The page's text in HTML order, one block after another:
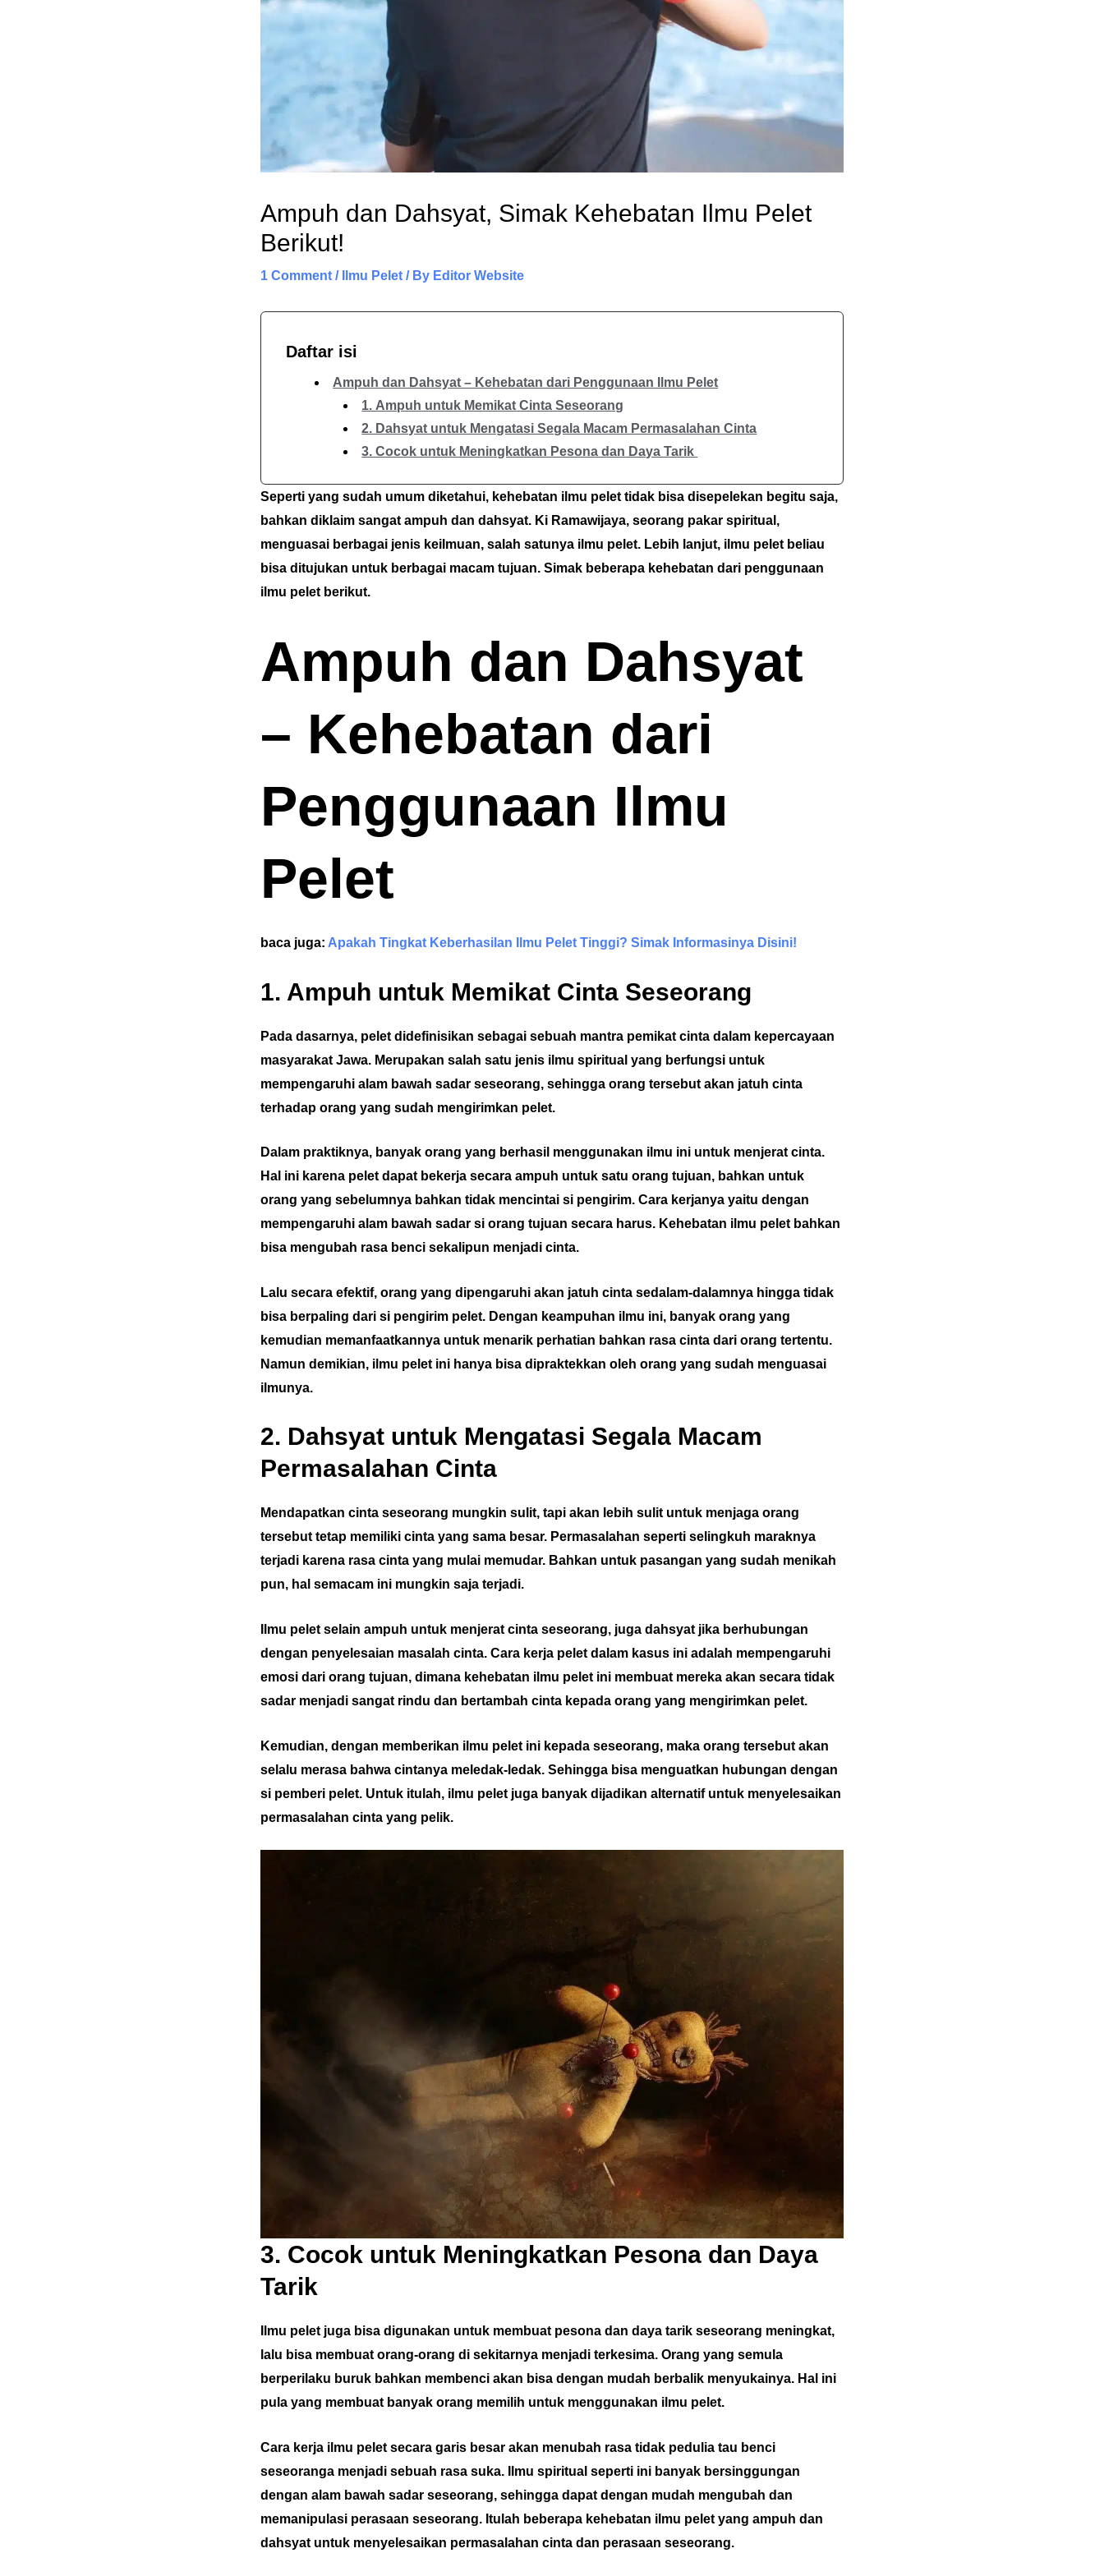
Ampuh dan Dahsyat, Simak Kehebatan Ilmu Pelet
Berikut!
1 Comment / Ilmu Pelet / By Editor Website
Daftar isi
Ampuh dan Dahsyat – Kehebatan dari Penggunaan Ilmu Pelet
1. Ampuh untuk Memikat Cinta Seseorang
2. Dahsyat untuk Mengatasi Segala Macam Permasalahan Cinta
3. Cocok untuk Meningkatkan Pesona dan Daya Tarik
Seperti yang sudah umum diketahui, kehebatan ilmu pelet tidak bisa disepelekan begitu saja,
bahkan diklaim sangat ampuh dan dahsyat. Ki Ramawijaya, seorang pakar spiritual,
menguasai berbagai jenis keilmuan, salah satunya ilmu pelet. Lebih lanjut, ilmu pelet beliau
bisa ditujukan untuk berbagai macam tujuan. Simak beberapa kehebatan dari penggunaan
ilmu pelet berikut.
Ampuh dan Dahsyat
– Kehebatan dari
Penggunaan Ilmu
Pelet
baca juga: Apakah Tingkat Keberhasilan Ilmu Pelet Tinggi? Simak Informasinya Disini!
1. Ampuh untuk Memikat Cinta Seseorang
Pada dasarnya, pelet didefinisikan sebagai sebuah mantra pemikat cinta dalam kepercayaan
masyarakat Jawa. Merupakan salah satu jenis ilmu spiritual yang berfungsi untuk
mempengaruhi alam bawah sadar seseorang, sehingga orang tersebut akan jatuh cinta
terhadap orang yang sudah mengirimkan pelet.
Dalam praktiknya, banyak orang yang berhasil menggunakan ilmu ini untuk menjerat cinta.
Hal ini karena pelet dapat bekerja secara ampuh untuk satu orang tujuan, bahkan untuk
orang yang sebelumnya bahkan tidak mencintai si pengirim. Cara kerjanya yaitu dengan
mempengaruhi alam bawah sadar si orang tujuan secara harus. Kehebatan ilmu pelet bahkan
bisa mengubah rasa benci sekalipun menjadi cinta.
Lalu secara efektif, orang yang dipengaruhi akan jatuh cinta sedalam-dalamnya hingga tidak
bisa berpaling dari si pengirim pelet. Dengan keampuhan ilmu ini, banyak orang yang
kemudian memanfaatkannya untuk menarik perhatian bahkan rasa cinta dari orang tertentu.
Namun demikian, ilmu pelet ini hanya bisa dipraktekkan oleh orang yang sudah menguasai
ilmunya.
2. Dahsyat untuk Mengatasi Segala Macam
Permasalahan Cinta
Mendapatkan cinta seseorang mungkin sulit, tapi akan lebih sulit untuk menjaga orang
tersebut tetap memiliki cinta yang sama besar. Permasalahan seperti selingkuh maraknya
terjadi karena rasa cinta yang mulai memudar. Bahkan untuk pasangan yang sudah menikah
pun, hal semacam ini mungkin saja terjadi.
Ilmu pelet selain ampuh untuk menjerat cinta seseorang, juga dahsyat jika berhubungan
dengan penyelesaian masalah cinta. Cara kerja pelet dalam kasus ini adalah mempengaruhi
emosi dari orang tujuan, dimana kehebatan ilmu pelet ini membuat mereka akan secara tidak
sadar menjadi sangat rindu dan bertambah cinta kepada orang yang mengirimkan pelet.
Kemudian, dengan memberikan ilmu pelet ini kepada seseorang, maka orang tersebut akan
selalu merasa bahwa cintanya meledak-ledak. Sehingga bisa menguatkan hubungan dengan
si pemberi pelet. Untuk itulah, ilmu pelet juga banyak dijadikan alternatif untuk menyelesaikan
permasalahan cinta yang pelik.
3. Cocok untuk Meningkatkan Pesona dan Daya
Tarik
Ilmu pelet juga bisa digunakan untuk membuat pesona dan daya tarik seseorang meningkat,
lalu bisa membuat orang-orang di sekitarnya menjadi terkesima. Orang yang semula
berperilaku buruk bahkan membenci akan bisa dengan mudah berbalik menyukainya. Hal ini
pula yang membuat banyak orang memilih untuk menggunakan ilmu pelet.
Cara kerja ilmu pelet secara garis besar akan menubah rasa tidak pedulia tau benci
seseoranga menjadi sebuah rasa suka. Ilmu spiritual seperti ini banyak bersinggungan
dengan alam bawah sadar seseorang, sehingga dapat dengan mudah mengubah dan
memanipulasi perasaan seseorang. Itulah beberapa kehebatan ilmu pelet yang ampuh dan
dahsyat untuk menyelesaikan permasalahan cinta dan perasaan seseorang.